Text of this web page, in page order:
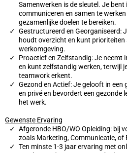
Samenwerken is de sleutel. Je
communiceren en samen te
gezamenlijke doelen te bereiken.
Gestructureerd en Georganiseerd:
houdt overzicht en kunt prioriteiten
werkomgeving.
Proactief en Zelfstandig: Je neemt
en kunt zelfstandig werken, terwijl
teamwork erkent.
Gezond en Actief: Je gelooft in
en privé en bevordert een gezonde
het werk.
Gewenste Ervaring
Afgeronde HBO/WO Opleiding: bij
zoals Marketing, Communicatie, of
Ten minste 1-3 jaar ervaring met